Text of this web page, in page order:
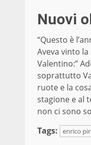
Nuovi
“Questo è
Aveva vinto
Valentino:”
soprattutto
ruote e la
stagione e al
non ci sono
Tags:
enrico